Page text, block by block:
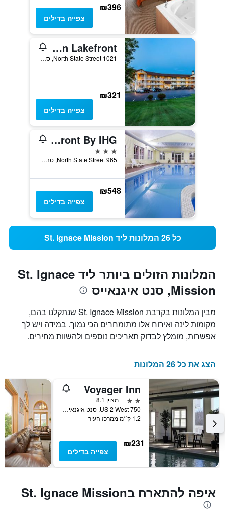
₪396
צפייה בדילים
Quality Inn Lakefront
1021 North State Street, סנט איגנאייס, MI, ארצות הברית
₪321
צפייה בדילים
Holiday Inn Express St. Ignace-Lake Front By IHG
3 כוכבים
965 North State Street, סנט איגנאייס, MI, ארצות הברית
₪548
צפייה בדילים
כל 26 המלונות ליד St. Ignace Mission
המלונות הזולים ביותר ליד St. Ignace
Mission, סנט איגנאייס
מבין המלונות בקרבת St. Ignace Mission שנתקלנו בהם,
מקומות לינה ואירוח אלו מתומחרים הכי נמוך. במידה ויש לך
אפשרות, מומלץ לבדוק תאריכים נוספים ולהשוות מחירים.
הצג את כל 26 המלונות
Voyager Inn
2 כוכבים
מצוין 8.1
750 US 2 West, סנט איגנאייס, MI, ארצות הברית
1.2 ק״מ ממרכז העיר
₪231
צפייה בדילים
איפה להתארח בSt. Ignace Mission